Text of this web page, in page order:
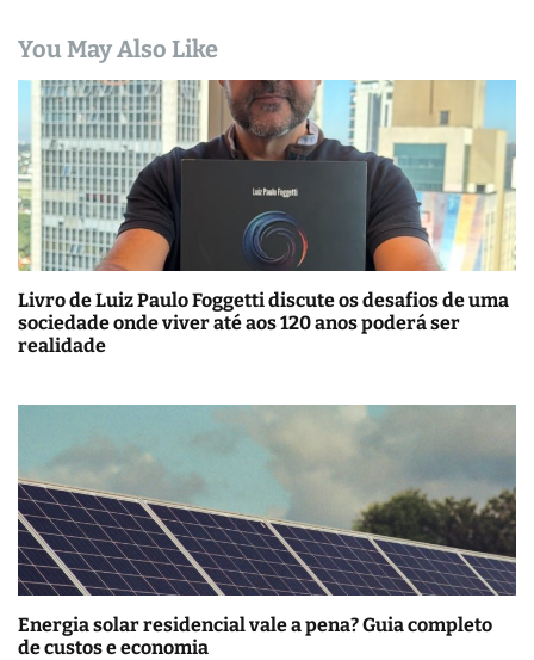
You May Also Like
Livro de Luiz Paulo Foggetti discute os desafios de uma
sociedade onde viver até aos 120 anos poderá ser
realidade
Energia solar residencial vale a pena? Guia completo
de custos e economia